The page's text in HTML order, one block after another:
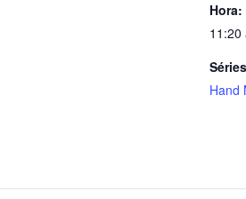
Hora:
11:20
Hand